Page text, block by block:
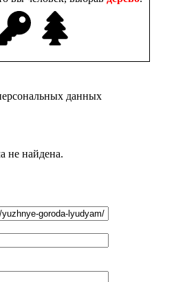
данных
не найдена.